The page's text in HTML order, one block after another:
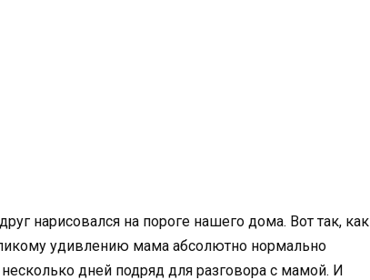
нарисовался на пороге нашего дома. Вот так, как
удивлению мама абсолютно нормально
дней подряд для разговора с мамой. И